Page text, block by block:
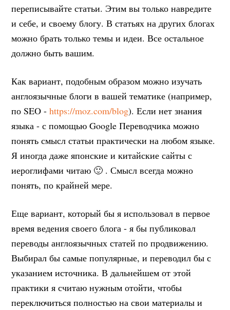
переписывайте статьи. Этим вы только навредите
и себе, и своему блогу. В статьях на других блогах
можно брать только темы и идеи. Все остальное
должно быть вашим.
Как вариант, подобным образом можно изучать
англоязычные блоги в вашей тематике (например,
по SEO -https://moz.com/blog). Если нет знания
языка - с помощью Google Переводчика можно
понять смысл статьи практически на любом языке.
Я иногда даже японские и китайские сайты с
иероглифами читаю 🙂 . Смысл всегда можно
понять, по крайней мере.
Еще вариант, который бы я использовал в первое
время ведения своего блога - я бы публиковал
переводы англоязычных статей по продвижению.
Выбирал бы самые популярные, и переводил бы с
указанием источника. В дальнейшем от этой
практики я считаю нужным отойти, чтобы
переключиться полностью на свои материалы и